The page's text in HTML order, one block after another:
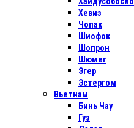
Хевиз
Чопак
Шиофок
Шопрон
Шюмег
Эгер
Эстергом
Вьетнам
Бинь Чау
Гуэ